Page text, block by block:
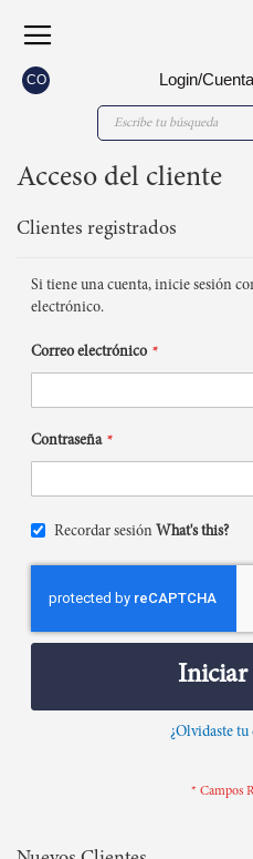
CO Login/Cuenta
Search
Acceso del cliente
Clientes registrados
Si tiene una cuenta, inicie sesión
electrónico.
Correo electrónico
Contraseña
Recordar sesión What's this?
Iniciar
¿Olvidaste tu